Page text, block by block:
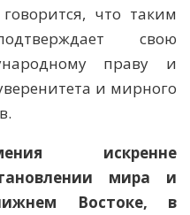
что таким
свою
праву и
и мирного
искренне
мира и
Востоке, в